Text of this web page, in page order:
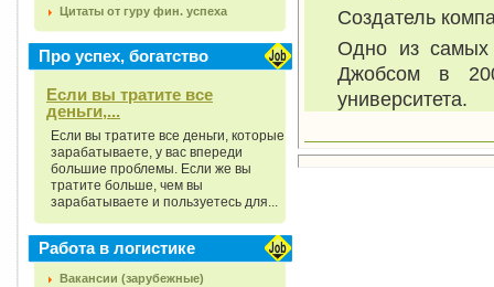
Цитаты от гуру фин. успеха
Про успех, богатство
Если вы тратите все
деньги,...
Если вы тратите все деньги, которые
зарабатываете, у вас впереди
большие проблемы. Если же вы
тратите больше, чем вы
зарабатываете и пользуетесь для...
Работа в логистике
Вакансии (зарубежные)
Создатель
Одно из самых
Джобсом в
университета.